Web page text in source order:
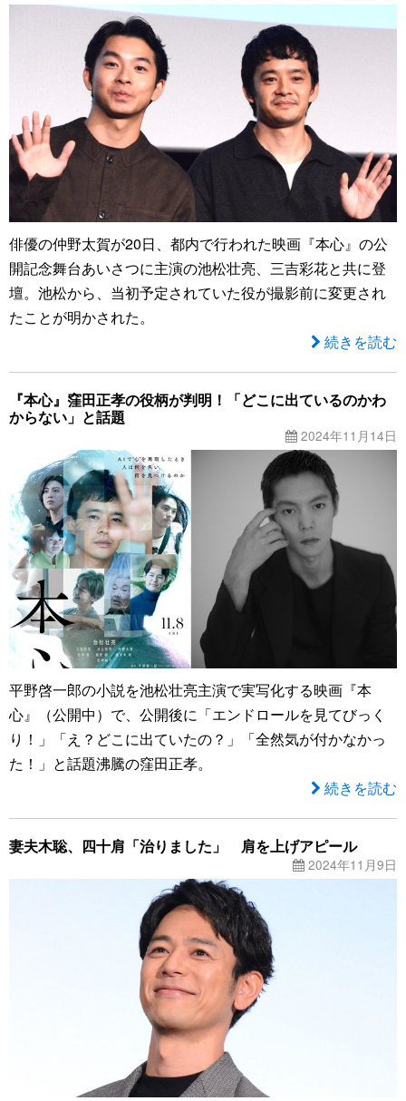
俳優の仲野太賀が20日、都内で行われた映画『本心』の公
開記念舞台あいさつに主演の池松壮亮、三吉彩花と共に登
壇。池松から、当初予定されていた役が撮影前に変更され
たことが明かされた。
続きを読む
『本心』窪田正孝の役柄が判明！「どこに出ているのかわ
からない」と話題
2024年11月14日
平野啓一郎の小説を池松壮亮主演で実写化する映画『本
心』（公開中）で、公開後に「エンドロールを見てびっく
り！」「え？どこに出ていたの？」「全然気が付かなかっ
た！」と話題沸騰の窪田正孝。
続きを読む
妻夫木聡、四十肩「治りました」 肩を上げアピール
2024年11月9日